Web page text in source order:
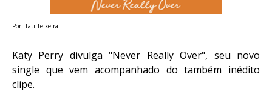
Por: Tati Teixeira
Katy Perry divulga "Never Really Over", seu novo
single que vem acompanhado do também inédito
clipe.